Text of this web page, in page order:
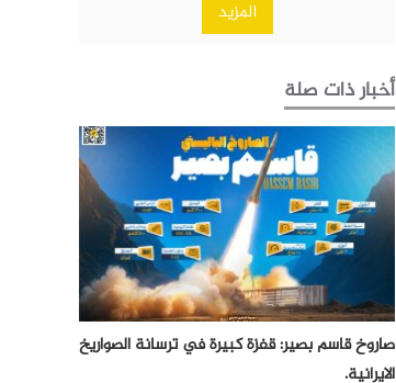
المزيد
أخبار ذات صلة
صاروخ قاسم بصير: قفزة كبيرة في ترسانة الصواريخ
الايرانية.